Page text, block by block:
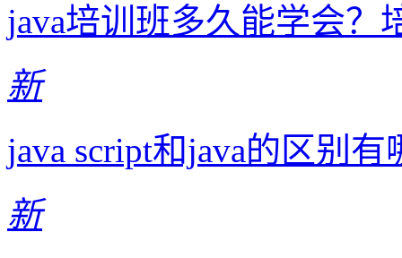
java培训班多久能学会？
新
java script和java的区别
新